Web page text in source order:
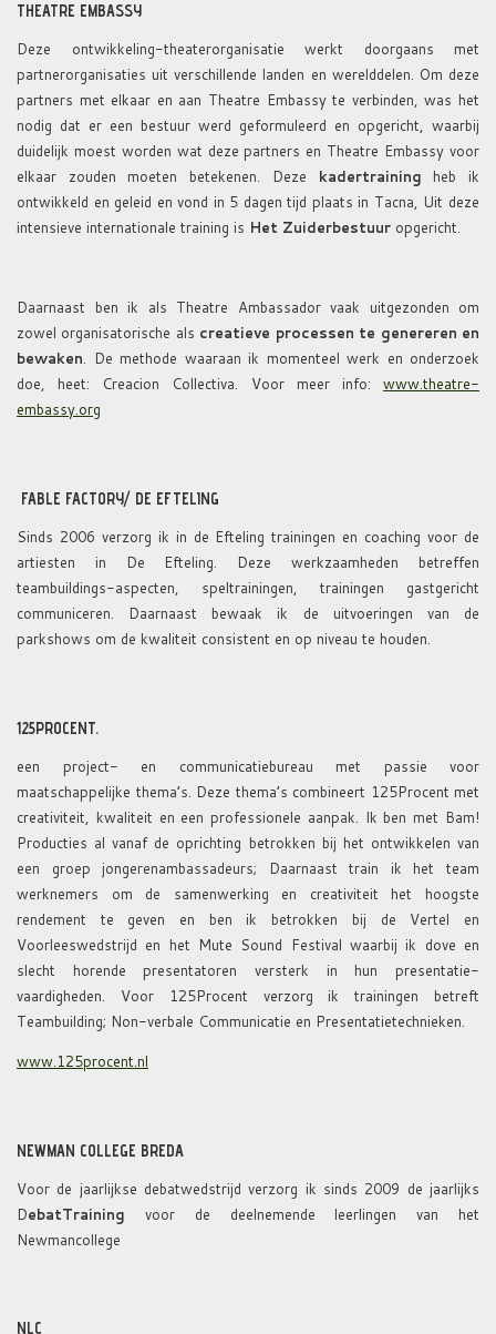
THEATRE EMBASSY
Deze ontwikkeling-theaterorganisatie werkt doorgaans met
partnerorganisaties uit verschillende landen en werelddelen. Om deze
partners met elkaar en aan Theatre Embassy te verbinden, was het
nodig dat er een bestuur werd geformuleerd en opgericht, waarbij
duidelijk moest worden wat deze partners en Theatre Embassy voor
elkaar zouden moeten betekenen. Deze kadertraining heb ik
ontwikkeld en geleid en vond in 5 dagen tijd plaats in Tacna, Uit deze
intensieve internationale training is Het Zuiderbestuur opgericht.
Daarnaast ben ik als Theatre Ambassador vaak uitgezonden om
zowel organisatorische als creatieve processen te genereren en
bewaken. De methode waaraan ik momenteel werk en onderzoek
doe, heet: Creacion Collectiva. Voor meer info: www.theatre-
embassy.org
FABLE FACTORY/ DE EFTELING
Sinds 2006 verzorg ik in de Efteling trainingen en coaching voor de
artiesten in De Efteling. Deze werkzaamheden betreffen
teambuildings-aspecten, speltrainingen, trainingen gastgericht
communiceren. Daarnaast bewaak ik de uitvoeringen van de
parkshows om de kwaliteit consistent en op niveau te houden.
125PROCENT.
een project- en communicatiebureau met passie voor
maatschappelijke thema’s. Deze thema’s combineert 125Procent met
creativiteit, kwaliteit en een professionele aanpak. Ik ben met Bam!
Producties al vanaf de oprichting betrokken bij het ontwikkelen van
een groep jongerenambassadeurs; Daarnaast train ik het team
werknemers om de samenwerking en creativiteit het hoogste
rendement te geven en ben ik betrokken bij de Vertel en
Voorleeswedstrijd en het Mute Sound Festival waarbij ik dove en
slecht horende presentatoren versterk in hun presentatie-
vaardigheden. Voor 125Procent verzorg ik trainingen betreft
Teambuilding; Non-verbale Communicatie en Presentatietechnieken.
www.125procent.nl
NEWMAN COLLEGE BREDA
Voor de jaarlijkse debatwedstrijd verzorg ik sinds 2009 de jaarlijks
DebatTraining voor de deelnemende leerlingen van het
Newmancollege
NLC